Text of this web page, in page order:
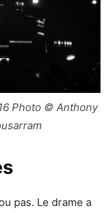
Photo © Anthony
pas. Le drame a